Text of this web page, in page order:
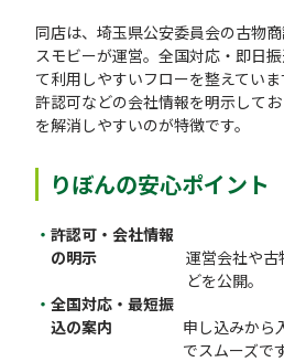
同店は、埼玉県公安委員会の古物
スモビーが運営。全国対応・即日
て利用しやすいフローを整えてい
許認可などの会社情報を明示して
を解消しやすいのが特徴です。
りぼんの安心ポイント
許認可・会社情報
の明示
運営会社や古
どを公開。
全国対応・最短振
込の案内
申し込みから
でスムーズです